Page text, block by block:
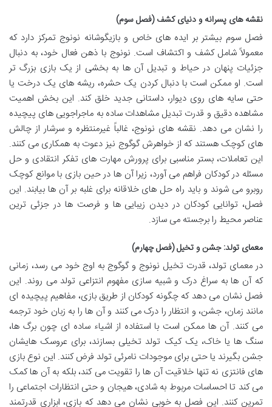
نقشه های پسرانه و دنیای کشف (فصل سوم)
فصل سوم بیشتر بر ایده های خاص و بازیگوشانه نونوج تمرکز دارد که
معمولاً شامل کشف و اکتشاف است. نونوج با ذهن فعال خود، به دنبال
جزئیات پنهان در حیاط و تبدیل آن ها به بخشی از یک بازی بزرگ تر
است. او ممکن است با دنبال کردن یک حشره، ریشه های یک درخت یا
حتی سایه های روی دیوار، داستانی جدید خلق کند. این بخش اهمیت
مشاهده دقیق و قدرت تبدیل مشاهدات ساده به ماجراجویی های پیچیده
را نشان می دهد. نقشه های نونوج، غالباً غیرمنتظره و سرشار از چالش
های کوچک هستند که از خواهرش گوگوج نیز دعوت به همکاری می کنند.
این تعاملات، بستر مناسبی برای پرورش مهارت های تفکر انتقادی و حل
مسئله در کودکان فراهم می آورد، زیرا آن ها در حین بازی با موانع کوچک
روبرو می شوند و باید راه حل های خلاقانه برای غلبه بر آن ها بیابند. این
فصل، توانایی کودکان در دیدن زیبایی ها و فرصت ها در جزئی ترین
عناصر محیط را برجسته می سازد.
معمای تولد: جشن و تخیل (فصل چهارم)
در معمای تولد، قدرت تخیل نونوج و گوگوج به اوج خود می رسد، زمانی
که آن ها به سراغ درک و شبیه سازی مفهوم انتزاعی تولد می روند. این
فصل نشان می دهد که چگونه کودکان از طریق بازی، مفاهیم پیچیده ای
مانند زمان، جشن، و انتظار را درک می کنند و آن ها را به زبان خود ترجمه
می کنند. آن ها ممکن است با استفاده از اشیاء ساده ای چون برگ ها،
سنگ ها یا خاک، یک کیک تولد تخیلی بسازند، برای عروسک هایشان
جشن بگیرند یا حتی برای موجودات نامرئی تولد فرض کنند. این نوع بازی
های فانتزی نه تنها خلاقیت آن ها را تقویت می کند، بلکه به آن ها کمک
می کند تا احساسات مربوط به شادی، هیجان و حتی انتظارات اجتماعی را
تمرین کنند. این فصل به خوبی نشان می دهد که بازی، ابزاری قدرتمند